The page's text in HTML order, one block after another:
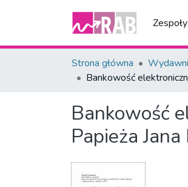
Strona główna
Bankowość
Bankowość
Papieża